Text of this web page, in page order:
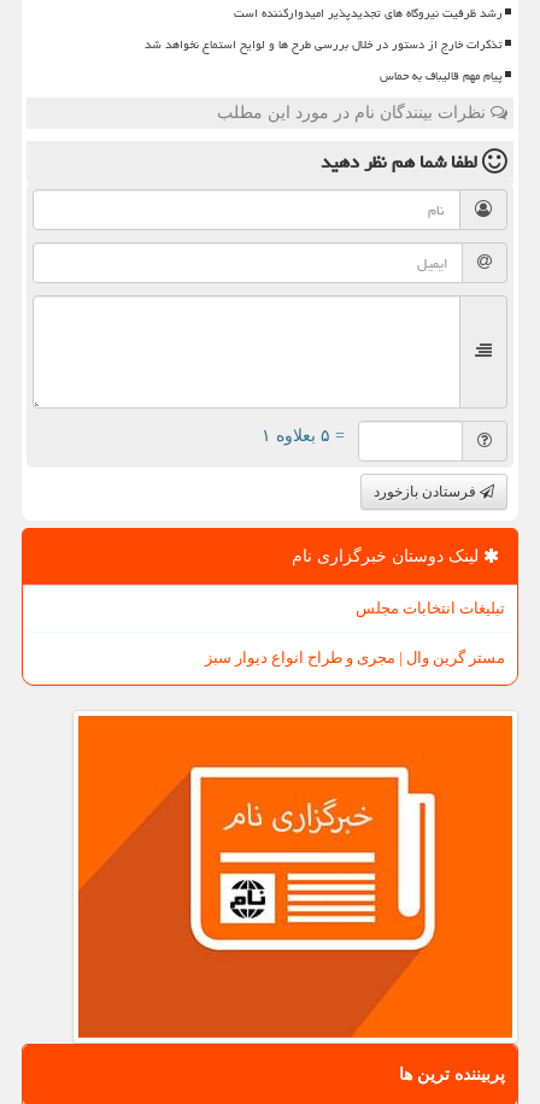
رشد ظرفیت نیروگاه های تجدیدپذیر امیدوارکننده است
تذکرات خارج از دستور در خلال بررسی طرح ها و لوایح استماع نخواهد شد
پیام مهم قالیباف به حماس
نظرات بینندگان نام در مورد این مطلب
لطفا شما همنظر دهید
= ۵ بعلاوه ۱
فرستادن بازخورد
لینک دوستان خبرگزاری نام
تبلیغات انتخابات مجلس
مستر گرین وال | مجری و طراح انواع دیوار سبز
پربیننده ترین ها